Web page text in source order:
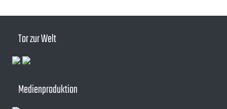
Tor zur Welt
Medienproduktion